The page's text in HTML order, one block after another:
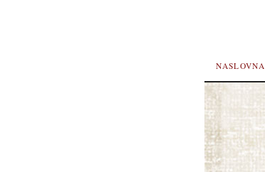
SKIP TO
CONTENT
NASLOVNA